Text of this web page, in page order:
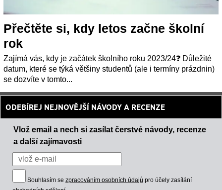
Přečtěte si, kdy letos začne školní
rok
Zajímá vás, kdy je začátek školního roku 2023/24❓ Důležité
datum, které se týká většiny studentů (ale i termíny prázdnin)
se dozvíte v tomto...
ODEBÍREJ NEJNOVĚJŠÍ NÁVODY A RECENZE
Vlož email a nech si zasílat čerstvé návody, recenze
a další zajímavosti
Souhlasím se zpracováním osobních údajů pro účely zasílání